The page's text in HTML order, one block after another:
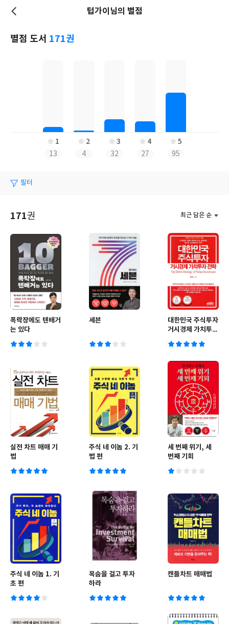
텁가이님의 별점
별점 도서 171권
1
13
2
4
3
32
4
27
5
95
필터
최근 담은 순
171권
폭락장에도 텐배거
는 있다
세븐
대한민국 주식투자
거시경제 가치투자
실전 차트 매매 기
법
주식 네 이놈 2. 기
법 편
세 번째 위기, 세
번째 기회
주식 네 이놈 1. 기
초 편
목숨을 걸고 투자
하라
캔들차트 매매법